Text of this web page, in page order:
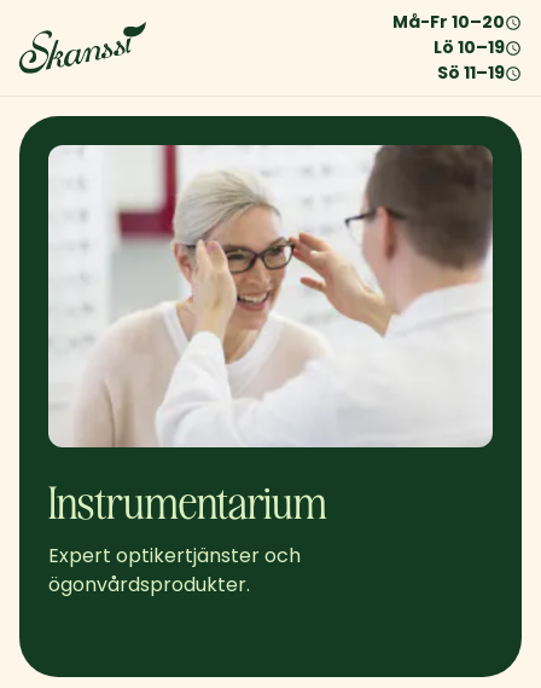
Må-Fr 10–20
Lö 10–19
Sö 11–19
Instrumentarium
Expert optikertjänster och
ögonvårdsprodukter.